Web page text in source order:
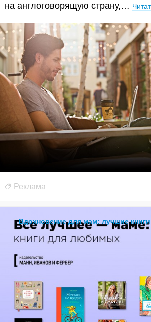
на англоговорящую страну,…
Реклама
Вдохновение для мам: лучшие